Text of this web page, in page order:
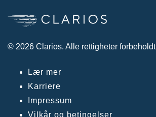
© 2026 Clarios. Alle rettigheter forbeholdt
Lær mer
Karriere
Impressum
Vilkår og betingelser